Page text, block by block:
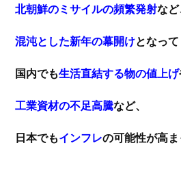
北朝鮮のミサイルの頻繁発射など
混沌とした新年の幕開けとなっ
国内でも生活直結する物の値上げ
工業資材の不足高騰など、
日本でもインフレの可能性が高